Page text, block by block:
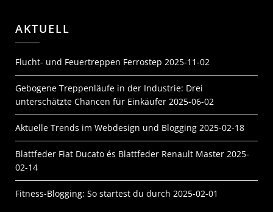
AKTUELL
Flucht- und Feuertreppen Ferrostep 2025-11-02
Gebogene Treppenläufe in der Industrie: Drei
unterschätzte Chancen für Einkäufer 2025-06-02
Aktuelle Trends im Webdesign und Blogging 2025-02-18
Blattfeder Fiat Ducato és Blattfeder Renault Master 2025-
02-14
Fitness-Blogging: So startest du durch 2025-02-01